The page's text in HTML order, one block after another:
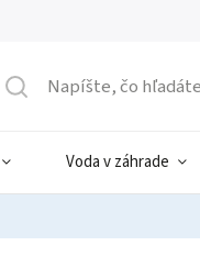
Voda v záhrade